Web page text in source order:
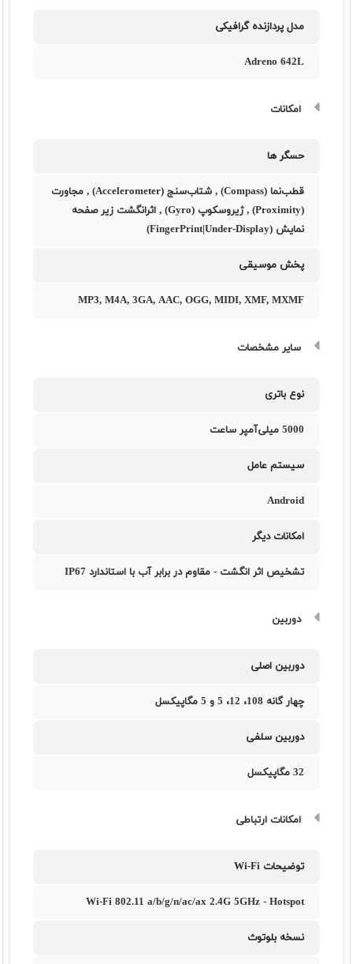
مدل پردازنده گرافیکی
Adreno 642L
امکانات
حسگر ها
قطب‌نما (Compass) , شتاب‌سنج (Accelerometer) , مجاورت
(Proximity) , ژیروسکوپ (Gyro) , اثرانگشت زیر صفحه
نمایش (FingerPrint|Under-Display)
پخش موسیقی
MP3, M4A, 3GA, AAC, OGG, MIDI, XMF, MXMF
سایر مشخصات
نوع باتری
5000 میلی‌آمپر ساعت
سیستم عامل
Android
امکانات دیگر
تشخیص اثر انگشت - مقاوم در برابر آب با استاندارد IP67
دوربین
دوربین اصلی
چهار گانه 108، 12، 5 و 5 مگاپیکسل
دوربین سلفی
32 مگاپیکسل
امکانات ارتباطی
توضیحات Wi-Fi
Wi-Fi 802.11 a/b/g/n/ac/ax 2.4G 5GHz - Hotspot
نسخه بلوتوث